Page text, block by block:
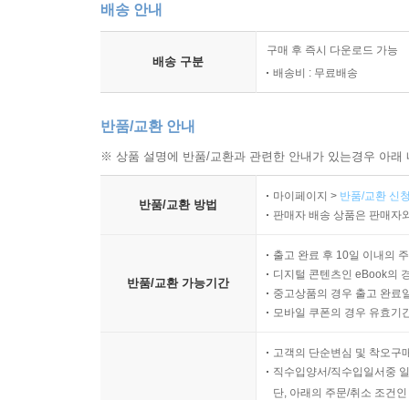
배송 안내
배송 구분
구매 후 즉시 다운로드 가능
배송비 : 무료배송
반품/교환 안내
※ 상품 설명에 반품/교환과 관련한 안내가 있는경우 아
반품/교환 방법
마이페이지 > 반품/교환 신
판매자 배송 상품은 판매자
반품/교환 가능기간
출고 완료 후 10일 이내의
디지털 콘텐츠인 eBook의
중고상품의 경우 출고 완료
모바일 쿠폰의 경우 유효기
고객의 단순변심 및 착오구
직수입양서/직수입일서중
단, 아래의 주문/취소 조건